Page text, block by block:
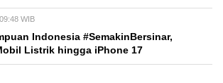
WIB
Indonesia #SemakinBersinar,
Listrik hingga iPhone 17